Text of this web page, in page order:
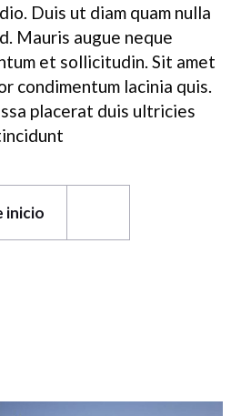
Duis ut diam quam nulla
Mauris augue neque
et sollicitudin. Sit amet
condimentum lacinia quis.
placerat duis ultricies
inicio